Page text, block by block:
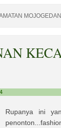
Rupanya ini